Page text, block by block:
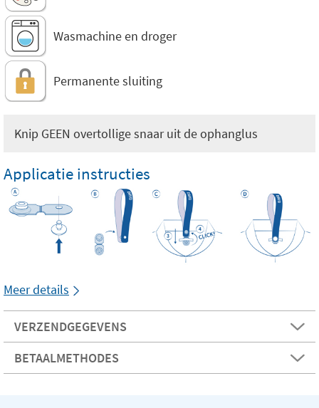
Wasmachine en droger
Permanente sluiting
Knip GEEN overtollige snaar uit de ophanglus
Applicatie instructies
Meer details
VERZENDGEGEVENS
BETAALMETHODES